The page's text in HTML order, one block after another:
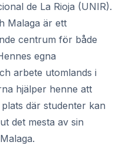
de La Rioja (UNIR).
Malaga är ett
centrum för både
egna
arbete utomlands i
hjälper henne att
där studenter kan
det mesta av sin